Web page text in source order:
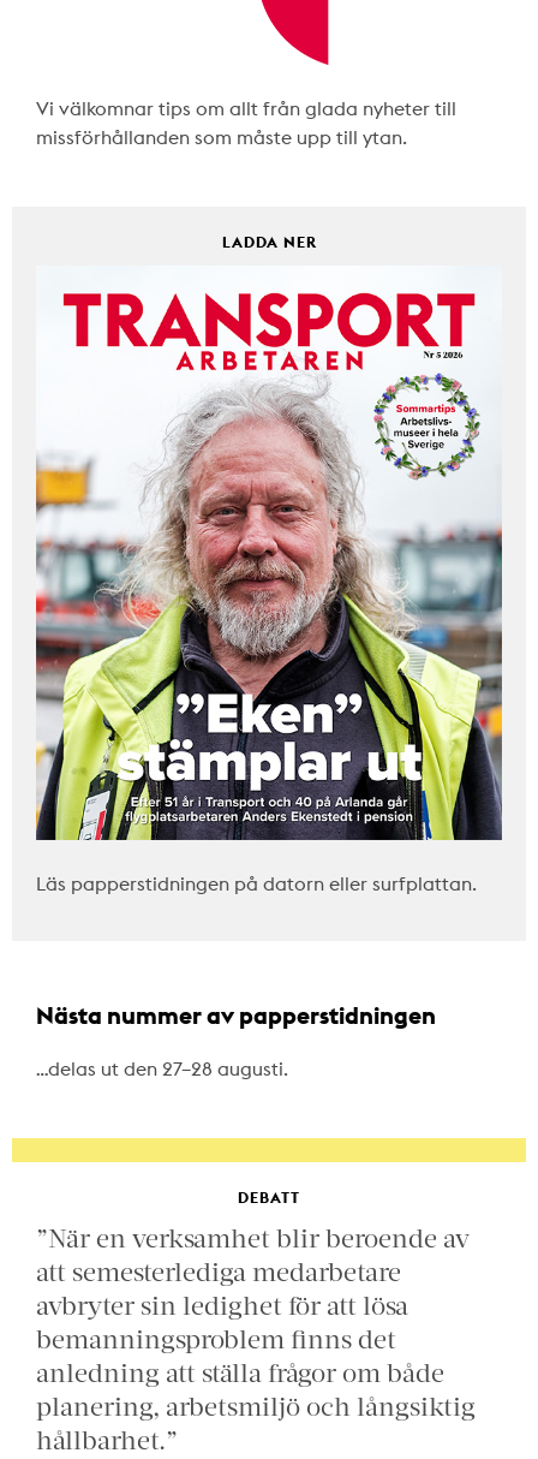
Vi välkomnar tips om allt från glada nyheter till
missförhållanden som måste upp till ytan.
LADDA NER
Läs papperstidningen på datorn eller surfplattan.
Nästa nummer av papperstidningen
…delas ut den 27–28 augusti.
DEBATT
”När en verksamhet blir beroende av
att semesterlediga medarbetare
avbryter sin ledighet för att lösa
bemanningsproblem finns det
anledning att ställa frågor om både
planering, arbetsmiljö och långsiktig
hållbarhet.”